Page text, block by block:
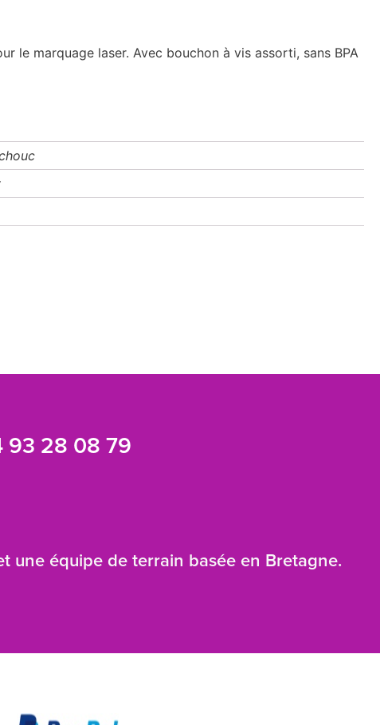
le marquage laser. Avec bouchon à vis assorti, sans BPA
93 28 08 79
une équipe de terrain basée en Bretagne.